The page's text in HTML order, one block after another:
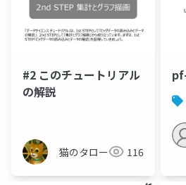
#2 このチュートリアル
の解説
猫のタロー 116